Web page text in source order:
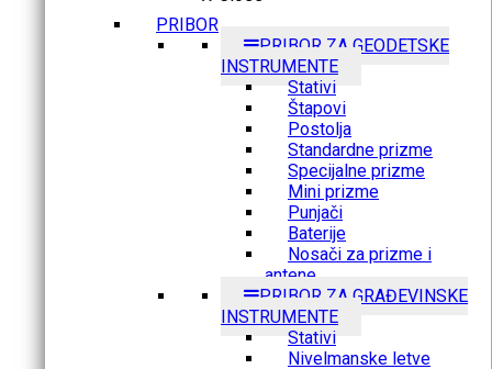
PRIBOR
PRIBOR ZA GEODETSKE
INSTRUMENTE
Stativi
Štapovi
Postolja
Standardne prizme
Specijalne prizme
Mini prizme
Punjači
Baterije
Nosači za prizme i
antene
PRIBOR ZA GRAĐEVINSKE
INSTRUMENTE
Stativi
Nivelmanske letve